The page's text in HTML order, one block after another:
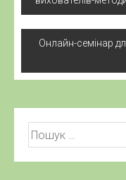
Онлайн-семінар
Пошук: